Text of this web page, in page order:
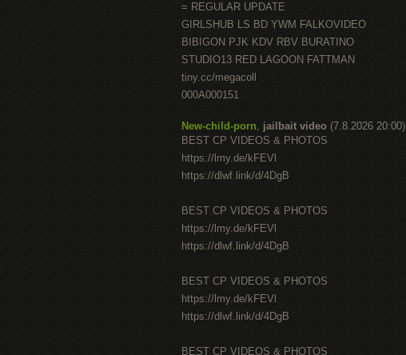
= REGULAR UPDATE
GIRLSHUB LS BD YWM FALKOVIDEO
BIBIGON PJK KDV RBV BURATINO
STUDIO13 RED LAGOON FATTMAN
tiny.cc/megacoll
000A000151
New-child-porn, jailbait video (7.8.2026 20:00)
BEST CP VIDEOS & PHOTOS
https://lmy.de/kFEVl
https://dlwf.link/d/4DgB
BEST CP VIDEOS & PHOTOS
https://lmy.de/kFEVl
https://dlwf.link/d/4DgB
BEST CP VIDEOS & PHOTOS
https://lmy.de/kFEVl
https://dlwf.link/d/4DgB
BEST CP VIDEOS & PHOTOS